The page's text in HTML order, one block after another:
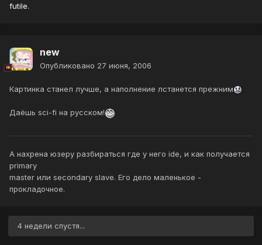
futile.
new
Опубликовано 27 июня, 2006
Картинка станел лучше, а наполнение лстанется прежним
Даёшь sci-fi на русском!
А нахрена юзеру разбираться где у него ide, и как получается
primary
master или secondary slave. Его дело маленькое -
прокладочное.
4 недели спустя...